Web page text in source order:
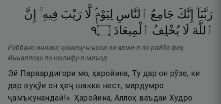
رَبَّنَآ إِنَّكَ جَامِعُ ٱلنَّاسِ لِيَوْمٍۢ لَّا رَيْبَ فِيهِ ۚ
إِنَّ
ٱللَّهَ لَا يُخْلِفُ ٱلْمِيعَادَ ۝٩
Раббано иннака ҷомиъу-н-носи ли явми-л ло райба фиҳ.
Инналлоҳа ло юхлифу-л-миъод.
Эй Парвардигори мо, ҳаройина, Ту дар он рӯзе, ки
дар вуқӯи он ҳеҷ шакке нест, мардумро
ҷамъкунандаӣ!». Ҳаройина, Аллоҳ ваъдаи Худро